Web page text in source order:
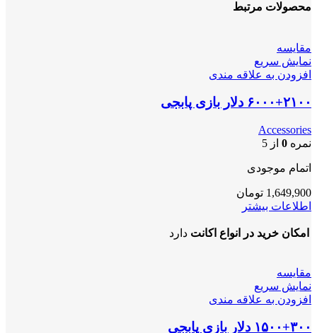
محصولات مرتبط
مقايسه
نمایش سریع
افزودن به علاقه مندی
۶۰۰۰+۲۱۰۰ دلار بازی پابجی
Accessories
نمره 0 از 5
اتمام موجودی
1,649,900 تومان
اطلاعات بیشتر
امکان خرید در انواع اکانت دارد
مقايسه
نمایش سریع
افزودن به علاقه مندی
۱۵۰۰+۳۰۰ دلار بازی پابجی